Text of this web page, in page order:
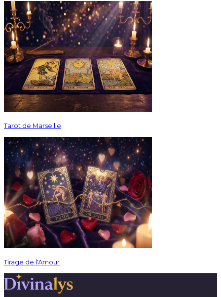
Tarot de Marseille
Tirage de l'Amour